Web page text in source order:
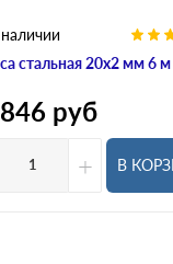
стальная 20х2 мм 6 м
руб
+
В